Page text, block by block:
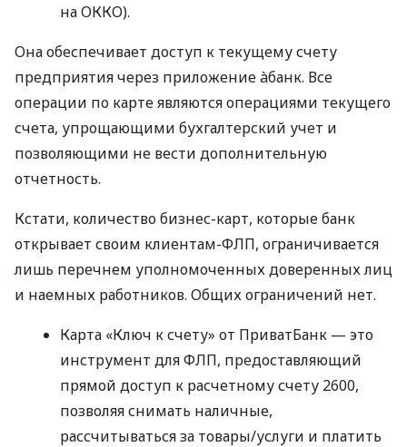
на ОККО).
Она обеспечивает доступ к текущему счету
предприятия через приложение àбанк. Все
операции по карте являются операциями текущего
счета, упрощающими бухгалтерский учет и
позволяющими не вести дополнительную
отчетность.
Кстати, количество бизнес-карт, которые банк
открывает своим клиентам-ФЛП, ограничивается
лишь перечнем уполномоченных доверенных лиц
и наемных работников. Общих ограничений нет.
Карта «Ключ к счету» от ПриватБанк — это
инструмент для ФЛП, предоставляющий
прямой доступ к расчетному счету 2600,
позволяя снимать наличные,
рассчитываться за товары/услуги и платить